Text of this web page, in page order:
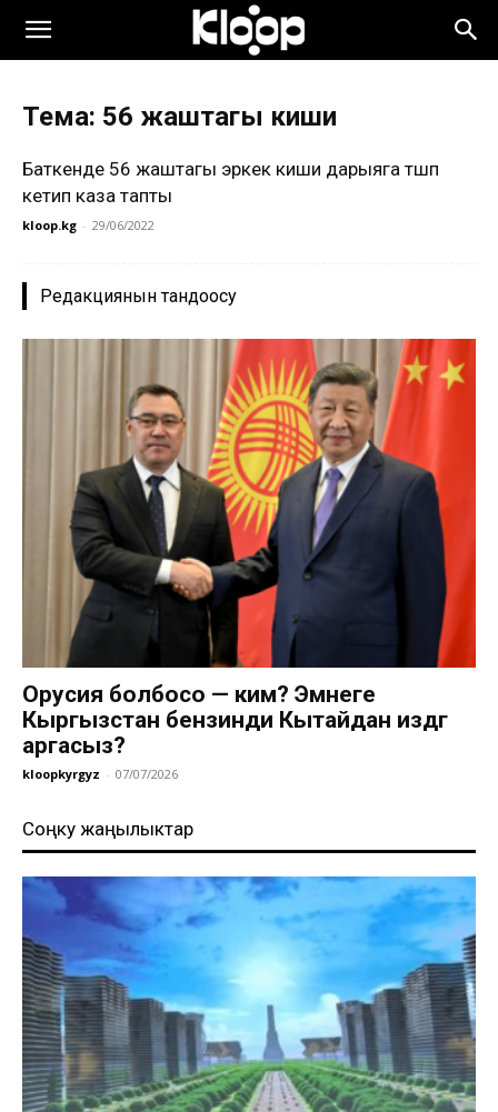
Тема: 56 жаштагы киши
Баткенде 56 жаштагы эркек киши дарыяга түшүп
кетип каза тапты
kloop.kg - 29/06/2022
Редакциянын тандоосу
Орусия болбосо — ким? Эмнеге
Кыргызстан бензинди Кытайдан издөөгө
аргасыз?
kloopkyrgyz - 07/07/2026
Соңку жаңылыктар